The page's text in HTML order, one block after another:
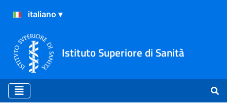
Istituto Superiore di Sanità